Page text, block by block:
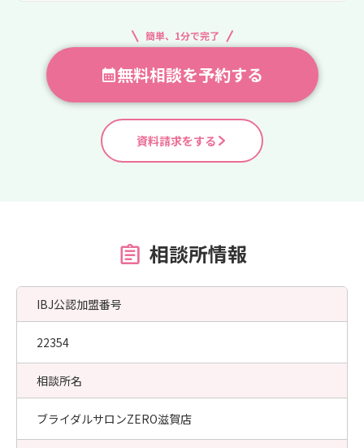
簡単、1分で完了
無料相談を予約する
資料請求をする
相談所情報
IBJ公認加盟番号
22354
相談所名
ブライダルサロンZERO滋賀店